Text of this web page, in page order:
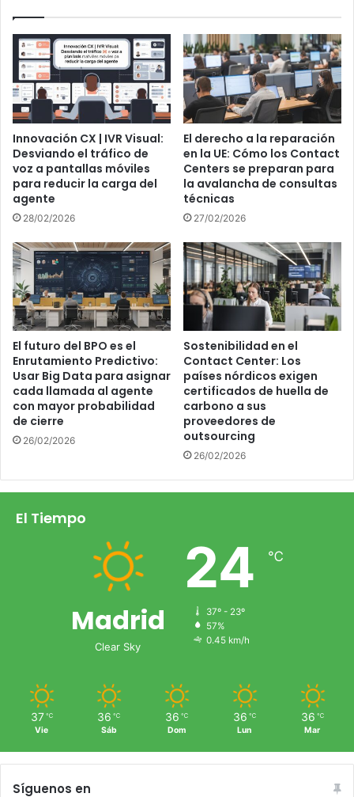
Innovación CX | IVR Visual:
Desviando el tráfico de
voz a pantallas móviles
para reducir la carga del
agente
28/02/2026
El derecho a la reparación
en la UE: Cómo los Contact
Centers se preparan para
la avalancha de consultas
técnicas
27/02/2026
El futuro del BPO es el
Enrutamiento Predictivo:
Usar Big Data para asignar
cada llamada al agente
con mayor probabilidad
de cierre
26/02/2026
Sostenibilidad en el
Contact Center: Los
países nórdicos exigen
certificados de huella de
carbono a sus
proveedores de
outsourcing
26/02/2026
El Tiempo
Madrid
Clear Sky
24 ℃
37º - 23º
57%
0.45 km/h
37 ℃
Vie
36 ℃
Sáb
36 ℃
Dom
36 ℃
Lun
36 ℃
Mar
Síguenos en